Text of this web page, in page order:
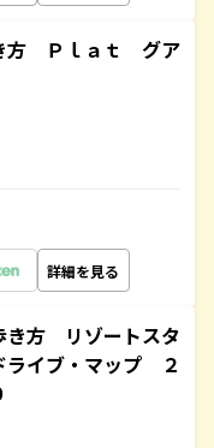
方 Ｐｌａｔ グア
詳細を見る
方 リゾートスタ
イブ・マップ ２